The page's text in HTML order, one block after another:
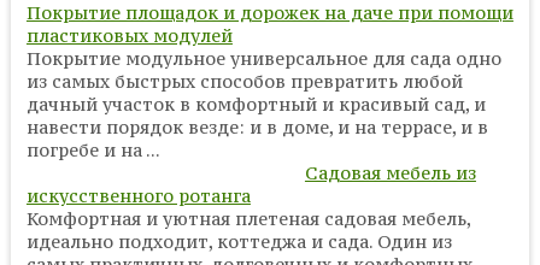
Покрытие площадок и дорожек на даче при помощи
пластиковых модулей
Покрытие модульное универсальное для сада одно
из самых быстрых способов превратить любой
дачный участок в комфортный и красивый сад, и
навести порядок везде: и в доме, и на террасе, и в
погребе и на ...
Садовая мебель из
искусственного ротанга
Комфортная и уютная плетеная садовая мебель,
идеально подходит, коттеджа и сада. Один из